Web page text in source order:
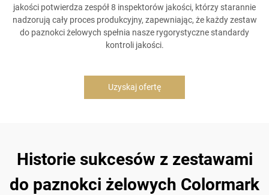
jakości potwierdza zespół 8 inspektorów jakości, którzy starannie
nadzorują cały proces produkcyjny, zapewniając, że każdy zestaw
do paznokci żelowych spełnia nasze rygorystyczne standardy
kontroli jakości.
Uzyskaj ofertę
Historie sukcesów z zestawami
do paznokci żelowych Colormark